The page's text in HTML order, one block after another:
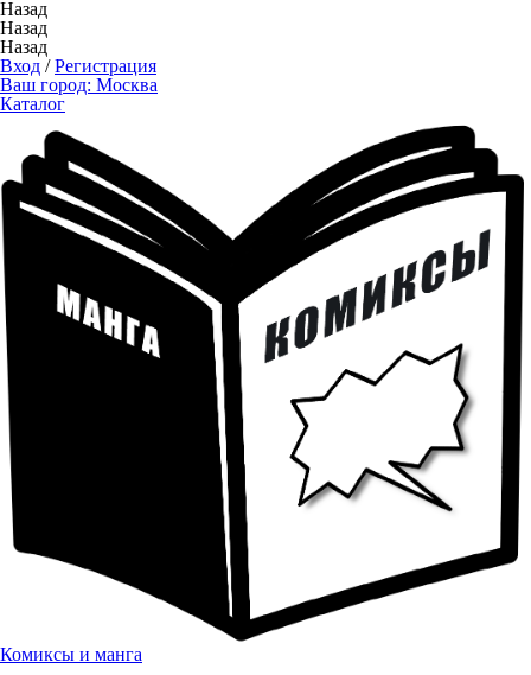
Назад
Назад
Назад
Вход /Регистрация
Ваш город: Москва
Каталог
Комиксы и манга